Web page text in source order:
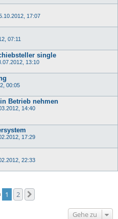
17:07
07:11
single
13:10
00:05
Betrieb nehmen
14:40
17:29
22:33
1 2
Gehe zu